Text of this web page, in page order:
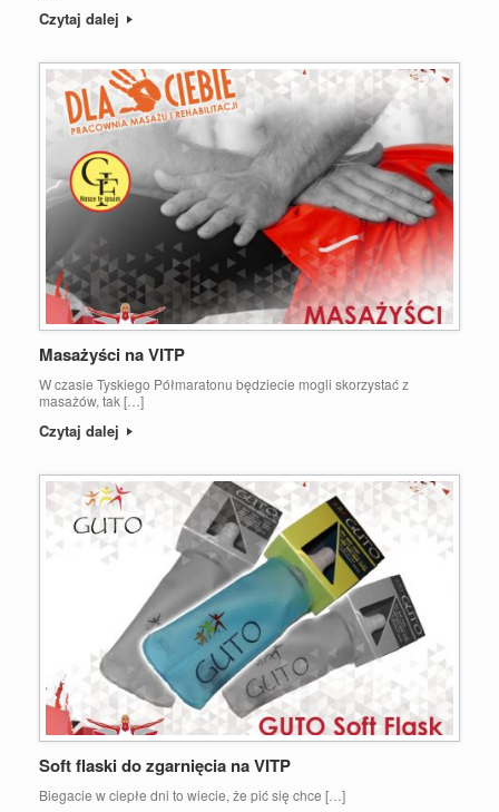
Czytaj dalej
Masażyści na VITP
W czasie Tyskiego Półmaratonu będziecie mogli skorzystać z
masażów, tak […]
Czytaj dalej
Soft flaski do zgarnięcia na VITP
Biegacie w ciepłe dni to wiecie, że pić się chce […]